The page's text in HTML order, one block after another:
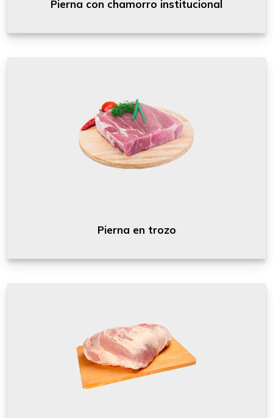
Pierna con chamorro institucional
Pierna en trozo